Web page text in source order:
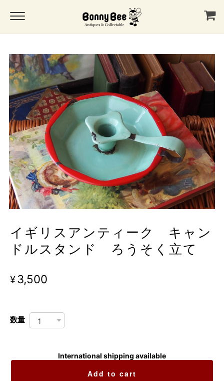
イギリスアンティーク キャン
ドルスタンド ろうそく立て
¥3,500
数量
International shipping available
Add to cart